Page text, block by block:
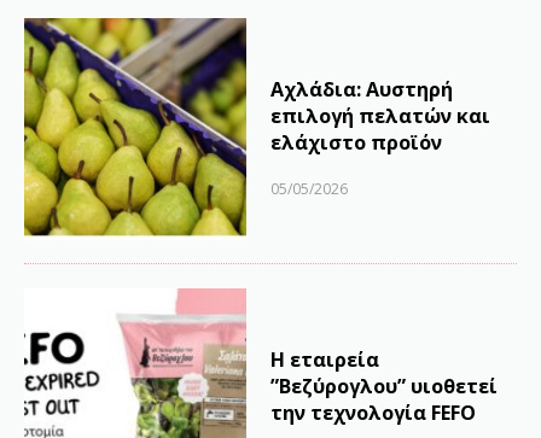
Αχλάδια: Αυστηρή
επιλογή πελατών και
ελάχιστο προϊόν
05/05/2026
Η εταιρεία
”Βεζύρογλου” υιοθετεί
την τεχνολογία FEFO